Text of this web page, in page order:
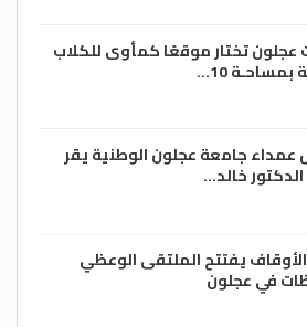
عجلون تختار موقعًا كمأوى للكلاب
بمساحـة 10…
جامعة عجلون الوطنية يقر
خالد…
يفتتح الملتقى الوعظي
في عجلون